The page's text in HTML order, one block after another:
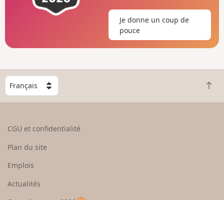
Je donne un coup de
pouce
C
h
o
e
u
R
e
CGU et confidentialité
Plan du site
Emplois
Actualités